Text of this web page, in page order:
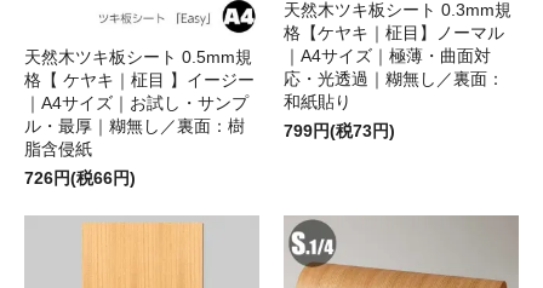
天然木ツキ板シート 0.5mm規
格【 ケヤキ｜柾目 】イージー
｜A4サイズ｜お試し・サンプ
ル・最厚｜糊無し／裏面：樹
脂含侵紙
726円(税66円)
天然木ツキ板シート 0.3mm規
格【ケヤキ｜柾目】ノーマル
｜A4サイズ｜極薄・曲面対
応・光透過｜糊無し／裏面：
和紙貼り
799円(税73円)